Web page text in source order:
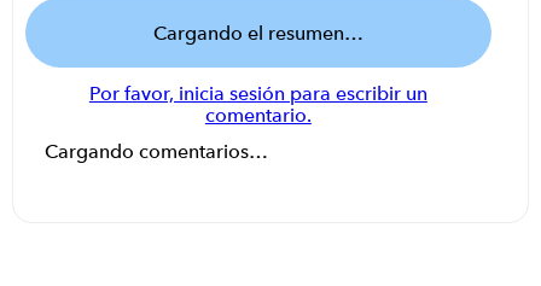
Cargando el resumen…
Por favor, inicia sesión para escribir un
comentario.
Cargando comentarios…